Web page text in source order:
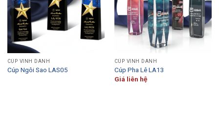
CÚP VINH DANH
Cúp Ngôi Sao LAS05
CÚP VINH DANH
Cúp Pha Lê LA13
Giá liên hệ